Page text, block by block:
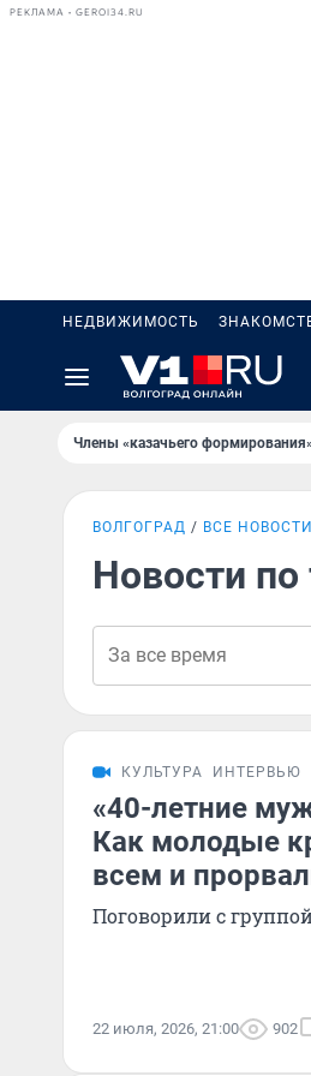
РЕКЛАМА • GEROI34.RU
НЕДВИЖИМОСТЬ
Члены «казачьего
ВОЛГОГРАД ВСЕ НОВОСТИ
Новости по
КУЛЬТУРА ИНТЕРВЬЮ
«40-летние
Как молодые
всем и
Поговорили с
22 июля, 2026, 21:00 902